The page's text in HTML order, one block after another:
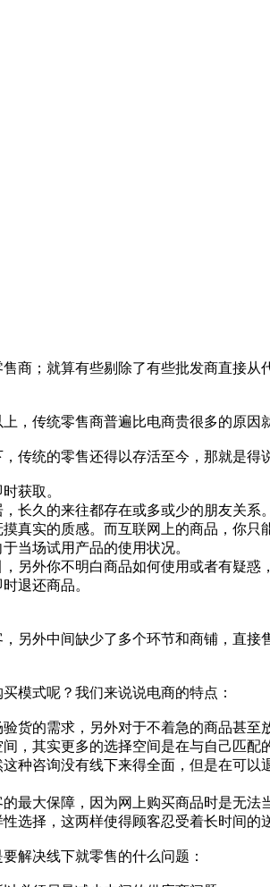
；就算有些剔除了有些批发商直接从
，传统零售商普遍比电商贵很多的原因
传统的零售还得以存活至今，那就是得
获取。
长久的来往都存在或多或少的朋友关系
真实的质感。而互联网上的商品，你只
当场试用产品的使用状况。
另外你不明白商品如何使用或者有疑惑
退还商品。
另外中间缺少了多个环节和商铺，直
模式呢？我们来说说电商的特点：
货的需求，另外对于不着急的商品甚至
，其实更多的选择空间是在与自己匹
种咨询没有线下来得全面，但是在可
最大保障，因为网上购买商品时是无法
选择，这两样使得顾客忍受着长时间的
解决线下就零售的什么问题：